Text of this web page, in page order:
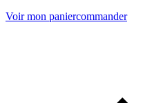
Voir mon paniercommander